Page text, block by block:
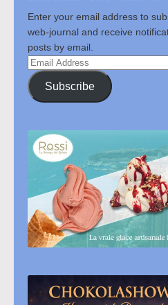
Enter your email address to
web-journal and receive
posts by email.
Email
Address
Subscribe